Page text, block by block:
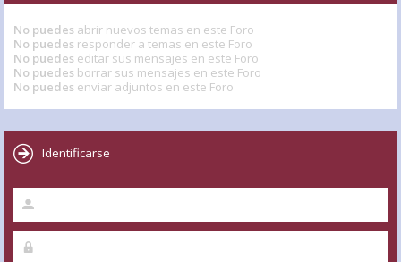
No puedes abrir nuevos temas en este Foro
No puedes responder a temas en este Foro
No puedes editar sus mensajes en este Foro
No puedes borrar sus mensajes en este Foro
No puedes enviar adjuntos en este Foro
Identificarse